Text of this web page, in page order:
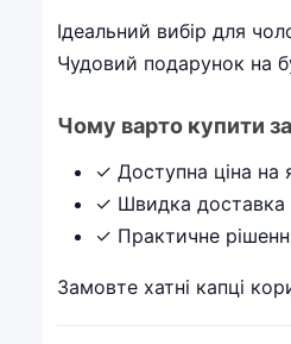
Ідеальний вибір для
Чудовий подарунок на
Чому варто купити
✓ Доступна ціна на
✓ Швидка доставка
✓ Практичне
Замовте хатні капці